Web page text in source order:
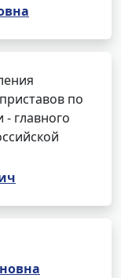
по
- главного